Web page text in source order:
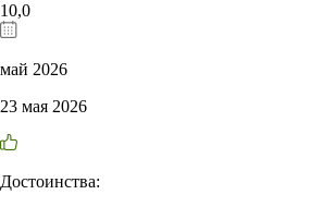
10,0
май 2026
23 мая 2026
Достоинства: